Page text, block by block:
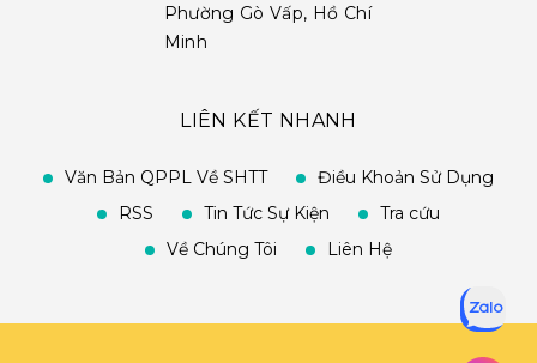
Phường Gò Vấp, Hồ Chí
Minh
LIÊN KẾT NHANH
Văn Bản QPPL Về SHTT
Điều Khoản Sử Dụng
RSS
Tin Tức Sự Kiện
Tra cứu
Về Chúng Tôi
Liên Hệ